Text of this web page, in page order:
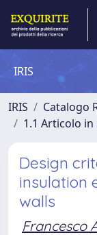
IRIS
IRIS Catalogo
1.1 Articolo in
Design
insulation
walls
Francesco